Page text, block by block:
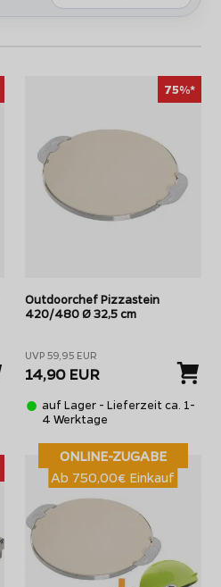
75%*
Outdoorchef Pizzastein
420/480 Ø 32,5 cm
UVP 59,95 EUR
14,90 EUR
auf Lager - Lieferzeit ca. 1-
4 Werktage
ONLINE-ZUGABE
Ab 750,00€ Einkauf